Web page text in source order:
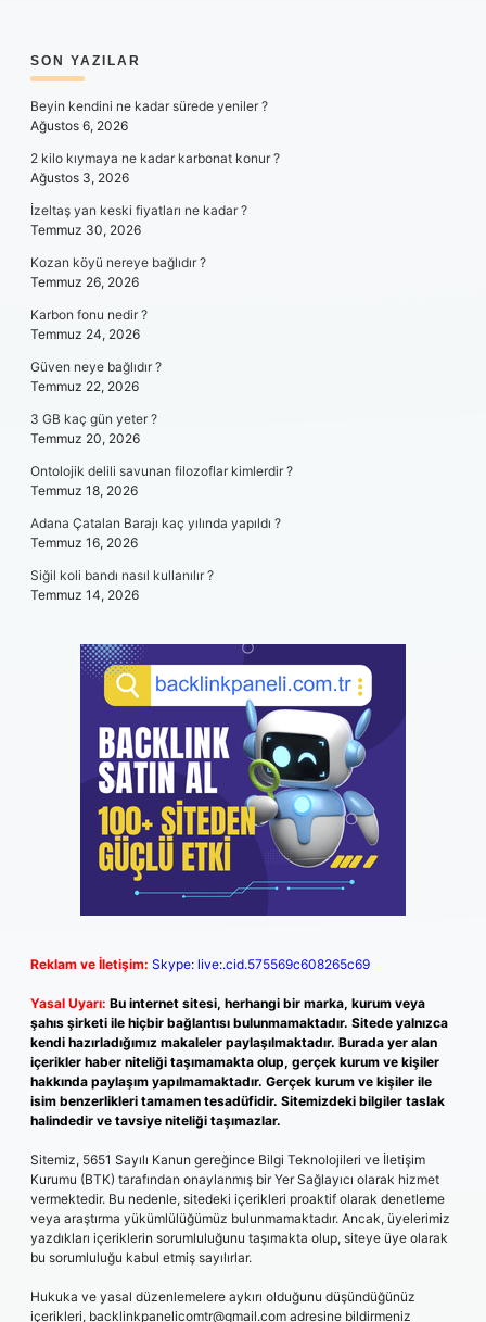
SIDEBAR
SON YAZILAR
Beyin kendini ne kadar sürede yeniler ?
Ağustos 6, 2026
2 kilo kıymaya ne kadar karbonat konur ?
Ağustos 3, 2026
İzeltaş yan keski fiyatları ne kadar ?
Temmuz 30, 2026
Kozan köyü nereye bağlıdır ?
Temmuz 26, 2026
Karbon fonu nedir ?
Temmuz 24, 2026
Güven neye bağlıdır ?
Temmuz 22, 2026
3 GB kaç gün yeter ?
Temmuz 20, 2026
Ontolojik delili savunan filozoflar kimlerdir ?
Temmuz 18, 2026
Adana Çatalan Barajı kaç yılında yapıldı ?
Temmuz 16, 2026
Siğil koli bandı nasıl kullanılır ?
Temmuz 14, 2026
Reklam ve İletişim: Skype: live:.cid.575569c608265c69
Yasal Uyarı: Bu internet sitesi, herhangi bir marka, kurum veya
şahıs şirketi ile hiçbir bağlantısı bulunmamaktadır. Sitede yalnızca
kendi hazırladığımız makaleler paylaşılmaktadır. Burada yer alan
içerikler haber niteliği taşımamakta olup, gerçek kurum ve kişiler
hakkında paylaşım yapılmamaktadır. Gerçek kurum ve kişiler ile
isim benzerlikleri tamamen tesadüfidir. Sitemizdeki bilgiler taslak
halindedir ve tavsiye niteliği taşımazlar.
Sitemiz, 5651 Sayılı Kanun gereğince Bilgi Teknolojileri ve İletişim
Kurumu (BTK) tarafından onaylanmış bir Yer Sağlayıcı olarak hizmet
vermektedir. Bu nedenle, sitedeki içerikleri proaktif olarak denetleme
veya araştırma yükümlülüğümüz bulunmamaktadır. Ancak, üyelerimiz
yazdıkları içeriklerin sorumluluğunu taşımakta olup, siteye üye olarak
bu sorumluluğu kabul etmiş sayılırlar.
Hukuka ve yasal düzenlemelere aykırı olduğunu düşündüğünüz
içerikleri, backlinkpanelicomtr@gmail.com adresine bildirmeniz